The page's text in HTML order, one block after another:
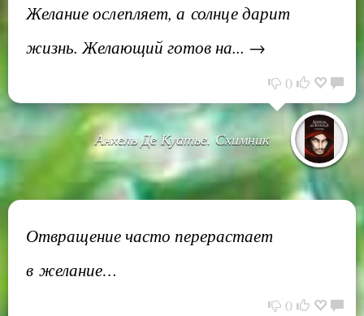
Желание ослепляет, а солнце дарит
жизнь. Желающий готов на... →
0
Анхель Де Куатье. Схимник
Отвращение часто перерастает
в желание…
0